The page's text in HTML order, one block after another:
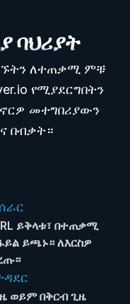
ባህሪያት
ለተጠቃሚ ምቹ
የሚያደርግበትን
መተግበሪያውን
በብቃት።
ይቅላቱ፣ በተጠቃሚ
ይጫኑ። ለእርስዎ
ወይም በቅርብ ጊዜ